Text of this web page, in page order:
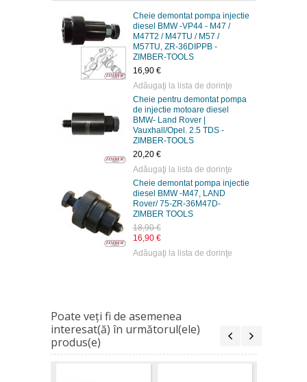
Cheie demontat pompa injectie
diesel BMW -VP44 - M47 /
M47T2 / M47TU / M57 /
M57TU, ZR-36DIPPB -
ZIMBER-TOOLS
Adăugaţi la lista de dorinţe
Cheie pentru demontat pompa
de injectie motoare diesel
BMW- Land Rover |
Vauxhall/Opel. 2.5 TDS -
Adăugaţi la lista de dorinţe
Cheie demontat pompa injectie
diesel BMW -M47, LAND
Rover/ 75-ZR-36M47D-
ZIMBER TOOLS
Adăugaţi la lista de dorinţe
Cheie
Poate veţi fi de asemenea
interesat(ă) în următorul(ele)
produs(e)